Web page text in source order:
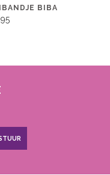
BIBA